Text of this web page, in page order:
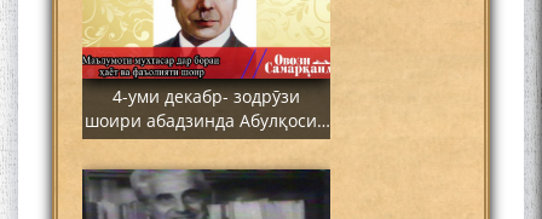
4-уми декабр- зодрӯзи
шоири абадзинда Абулқосим
Лоҳутӣ